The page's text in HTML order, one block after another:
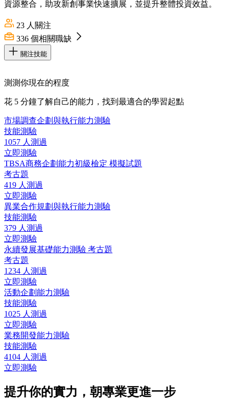
資源整合，助攻新創事業快速擴展，並提升整體投資效益。
23 人關注
336 個相關職缺
關注技能
測測你現在的程度
花 5 分鐘了解自己的能力，找到最適合的學習起點
市場調查企劃與執行能力測驗
技能測驗
1057 人測過
立即測驗
TBSA商務企劃能力初級檢定 模擬試題
考古題
419 人測過
立即測驗
異業合作規劃與執行能力測驗
技能測驗
379 人測過
立即測驗
永續發展基礎能力測驗 考古題
考古題
1234 人測過
立即測驗
活動企劃能力測驗
技能測驗
1025 人測過
立即測驗
業務開發能力測驗
技能測驗
4104 人測過
立即測驗
提升你的實力，朝專業更進一步